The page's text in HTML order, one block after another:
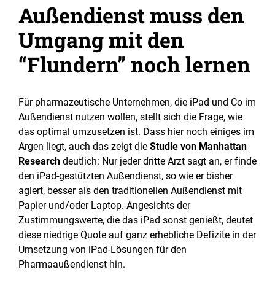
Außendienst muss den
Umgang mit den
“Flundern” noch lernen
Für pharmazeutische Unternehmen, die iPad und Co im
Außendienst nutzen wollen, stellt sich die Frage, wie
das optimal umzusetzen ist. Dass hier noch einiges im
Argen liegt, auch das zeigt die Studie von Manhattan
Research deutlich: Nur jeder dritte Arzt sagt an, er finde
den iPad-gestützten Außendienst, so wie er bisher
agiert, besser als den traditionellen Außendienst mit
Papier und/oder Laptop. Angesichts der
Zustimmungswerte, die das iPad sonst genießt, deutet
diese niedrige Quote auf ganz erhebliche Defizite in der
Umsetzung von iPad-Lösungen für den
Pharmaaußendienst hin.